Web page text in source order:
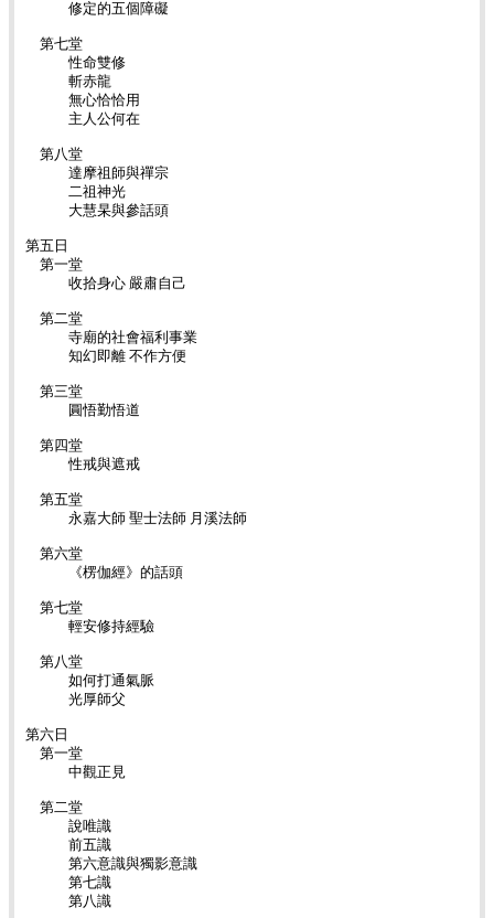
修定的五個障礙
第七堂
性命雙修
斬赤龍
無心恰恰用
主人公何在
第八堂
達摩祖師與禪宗
二祖神光
大慧杲與參話頭
第五日
第一堂
收拾身心 嚴肅自己
第二堂
寺廟的社會福利事業
知幻即離 不作方便
第三堂
圓悟勤悟道
第四堂
性戒與遮戒
第五堂
永嘉大師 聖士法師 月溪法師
第六堂
《楞伽經》的話頭
第七堂
輕安修持經驗
第八堂
如何打通氣脈
光厚師父
第六日
第一堂
中觀正見
第二堂
說唯識
前五識
第六意識與獨影意識
第七識
第八識